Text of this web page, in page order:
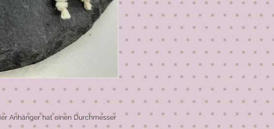
Anhänger hat einen Durchmesser